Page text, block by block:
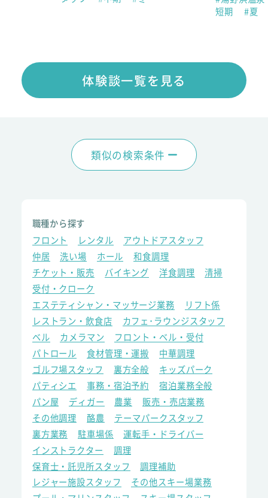
短期
#夏
体験談一覧を見る
類似の検索条件
職種から探す
フロント
レンタル
アウトドアスタッフ
仲居
洗い場 ホール
和食調理
チケット・販売
バイキング 洋食調理
清掃
受付・クローク
エステティシャン・マッサージ業務
リフト係
レストラン・飲食店
カフェ･ラウンジスタッフ
ベル
カメラマン
フロント・ベル・受付
パトロール
食材管理・運搬
中華調理
ゴルフ場スタッフ
裏方全般
キッズパーク
パティシエ
事務・宿泊予約
宿泊業務全般
パン屋
ディガー 農業
販売・売店業務
その他調理
酪農
テーマパークスタッフ
裏方業務
駐車場係
運転手・ドライバー
インストラクター
調理
保育士・託児所スタッフ
調理補助
レジャー施設スタッフ
その他スキー場業務